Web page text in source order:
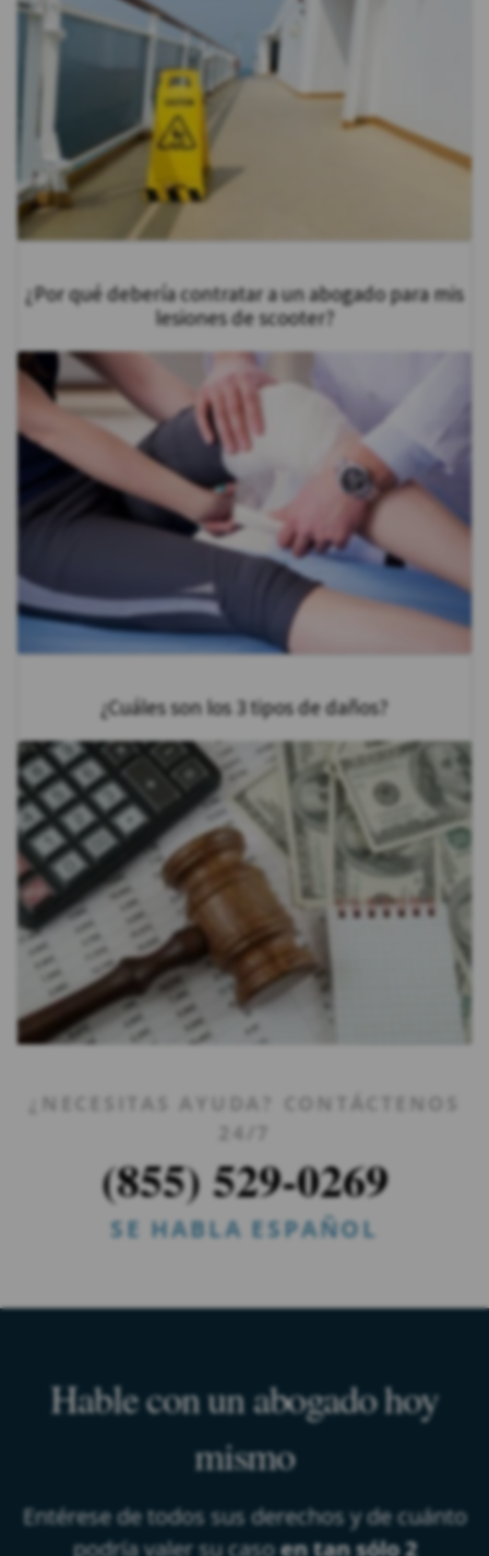
¿Por qué debería contratar a un abogado para mis
lesiones de scooter?
¿Cuáles son los 3 tipos de daños?
¿NECESITAS AYUDA? CONTÁCTENOS
24/7
(855) 529-0269
SE HABLA ESPAÑOL
Hable con un abogado hoy
mismo
Entérese de todos sus derechos y de cuánto
podría valer su casoen tan sólo 2